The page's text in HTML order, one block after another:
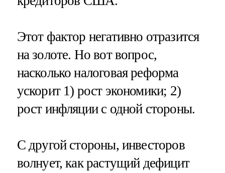
Этот фактор негативно отразится
на золоте. Но вот вопрос,
насколько налоговая реформа
ускорит 1) рост экономики; 2)
рост инфляции с одной стороны.
С другой стороны, инвесторов
волнует, как растущий дефицит